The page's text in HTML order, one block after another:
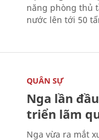
năng phòng thủ
nước lên tới 50
QUÂN SỰ
Nga lần
triển lãm
Nga vừa ra mắt